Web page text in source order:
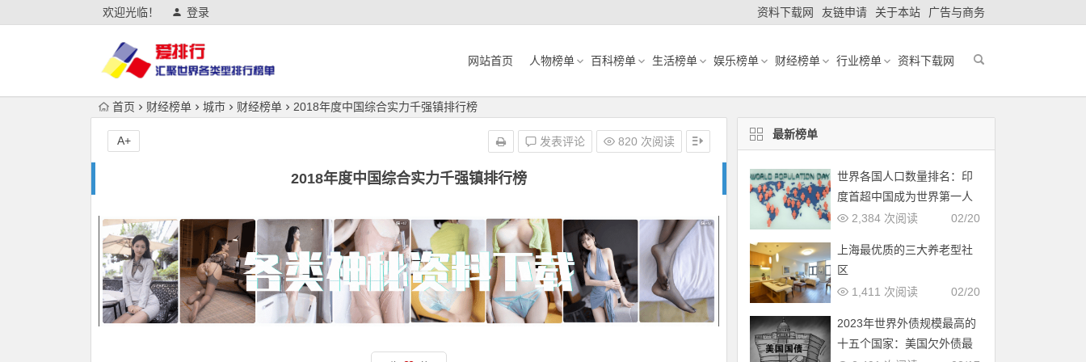
欢迎光临！ 登录 资料下载网 友链申请 关于本站 广告与商务
网站首页 人物榜单 百科榜单 生活榜单 娱乐榜单 财经榜单 行业榜单 资料下载网
首页 财经榜单 城市 财经榜单 2018年度中国综合实力千强镇排行榜
2018年度中国综合实力千强镇排行榜
发表评论 820 次阅读
A+ 最新榜单
世界各国人口数量排名：印
度首超中国成为世界第一人
口大国
02/20
2,384 次阅读
上海最优质的三大养老型社
区
02/20
1,411 次阅读
2023年世界外债规模最高的
十五个国家：美国欠外债最